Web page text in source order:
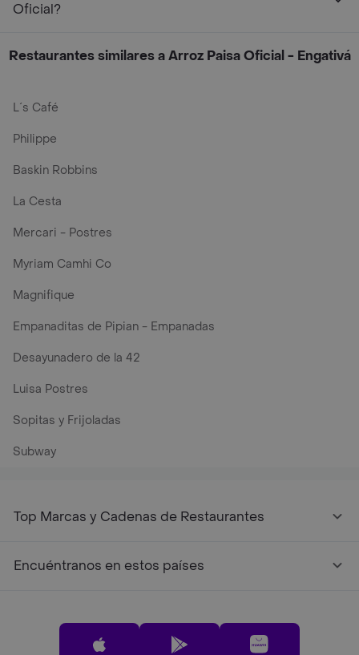
Oficial?
Restaurantes similares a Arroz Paisa Oficial - Engativá
L´s Café
Philippe
Baskin Robbins
La Cesta
Mercari - Postres
Myriam Camhi Co
Magnifique
Empanaditas de Pipian - Empanadas
Desayunadero de la 42
Luisa Postres
Sopitas y Frijoladas
Subway
Top Marcas y Cadenas de Restaurantes
Encuéntranos en estos países